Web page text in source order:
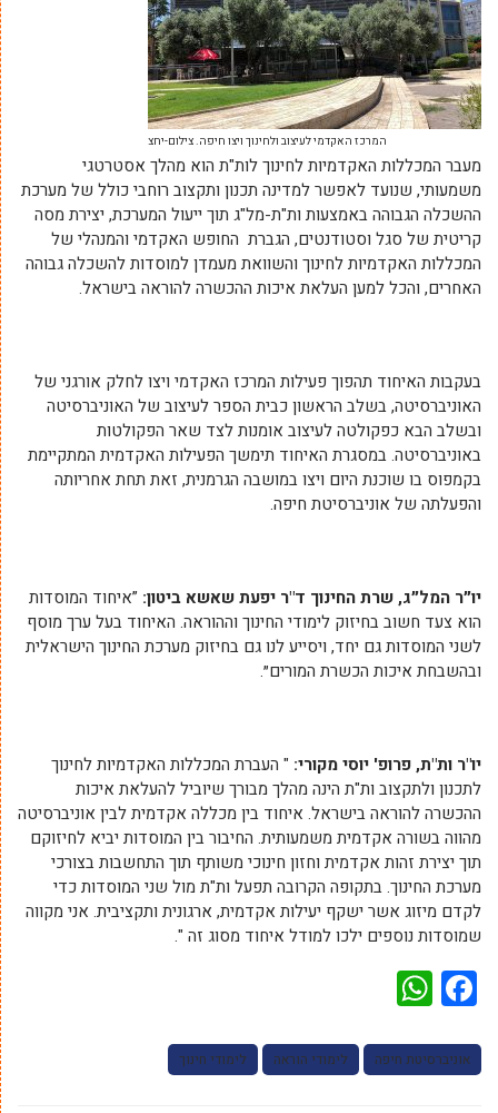
המרכז האקדמי לעיצוב ולחינוך ויצו חיפה. צילום-יחצ
מעבר המכללות האקדמיות לחינוך לות"ת הוא מהלך אסטרטגי
משמעותי, שנועד לאפשר למדינה תכנון ותקצוב רוחבי כולל של מערכת
ההשכלה הגבוהה באמצעות ות"ת-מל"ג תוך ייעול המערכת, יצירת מסה
קריטית של סגל וסטודנטים, הגברת החופש האקדמי והמנהלי של
המכללות האקדמיות לחינוך והשוואת מעמדן למוסדות להשכלה גבוהה
האחרים, והכל למען העלאת איכות ההכשרה להוראה בישראל.
בעקבות האיחוד תהפוך פעילות המרכז האקדמי ויצו לחלק אורגני של
האוניברסיטה, בשלב הראשון כבית הספר לעיצוב של האוניברסיטה
ובשלב הבא כפקולטה לעיצוב אומנות לצד שאר הפקולטות
באוניברסיטה.במסגרת האיחוד תימשך הפעילות האקדמית המתקיימת
בקמפוס בו שוכנת היום ויצו במושבה הגרמנית, זאת תחת אחריותה
והפעלתה של אוניברסיטת חיפה.
יו״ר המל״ג, שרת החינוך ד"ר יפעת שאשא ביטון: ”איחוד המוסדות
הוא צעד חשוב בחיזוק לימודי החינוך וההוראה. האיחוד בעל ערך מוסף
לשני המוסדות גם יחד, ויסייע לנו גם בחיזוק מערכת החינוך הישראלית
ובהשבחת איכות הכשרת המורים״.
יו"ר ות"ת, פרופ' יוסי מקורי: " העברת המכללות האקדמיות לחינוך
לתכנון ולתקצוב ות"ת הינה מהלך מבורך שיוביל להעלאת איכות
ההכשרה להוראה בישראל. איחוד בין מכללה אקדמית לבין אוניברסיטה
מהווה בשורה אקדמית משמעותית. החיבור בין המוסדות יביא לחיזוקם
תוך יצירת זהות אקדמית וחזון חינוכי משותף תוך התחשבות בצורכי
מערכת החינוך. בתקופה הקרובה תפעל ות"ת מול שני המוסדות כדי
לקדם מיזוג אשר ישקף יעילות אקדמית, ארגונית ותקציבית. אני מקווה
שמוסדות נוספים ילכו למודל איחוד מסוג זה ".
Facebook
אוניברסיטת חיפה לימודי הוראה לימודי חינוך